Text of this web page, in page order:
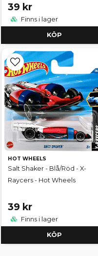
39 kr
Finns i lager
KÖP
HOT WHEELS
Salt Shaker - Blå/Röd - X-
Raycers - Hot Wheels
39 kr
Finns i lager
KÖP